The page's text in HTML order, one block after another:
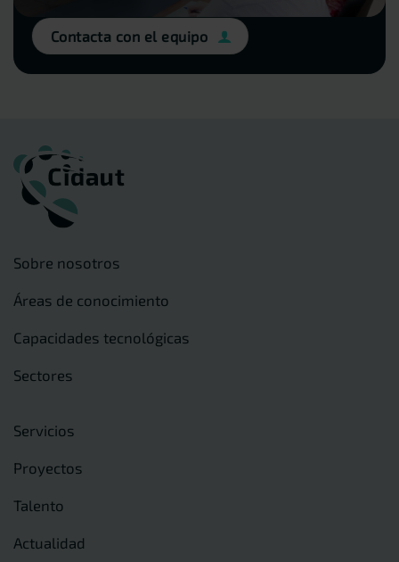
Contacta con el equipo
Sobre nosotros
Áreas de conocimiento
Capacidades tecnológicas
Sectores
Servicios
Proyectos
Talento
Actualidad